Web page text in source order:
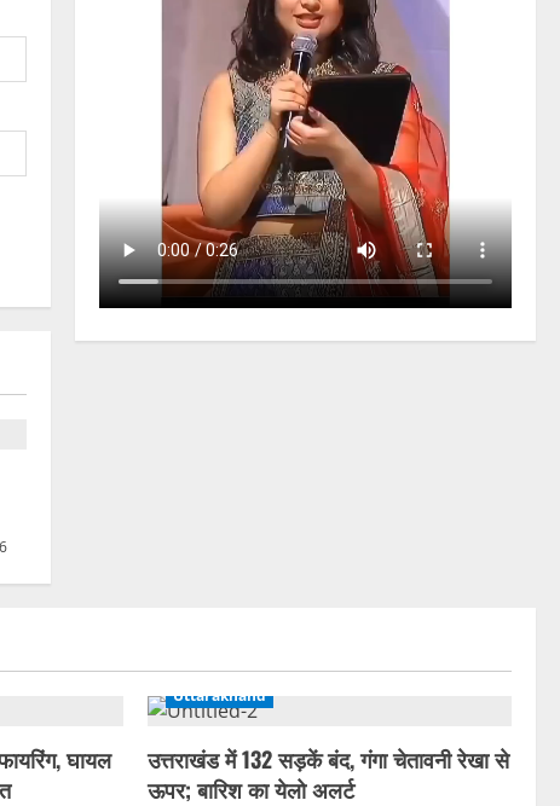
घायल
Uttarakhand
उत्तराखंड में 132 सड़कें बंद, गंगा चेतावनी रेखा से
ऊपर; बारिश का येलो अलर्ट